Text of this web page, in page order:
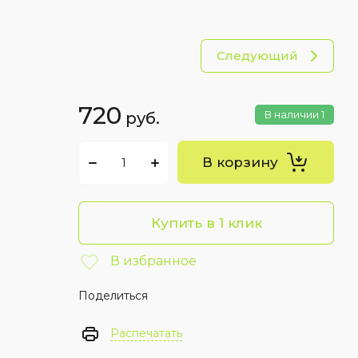
Следующий
В наличии 1
720 руб.
В корзину
Купить в 1 клик
В избранное
Поделиться
Распечатать